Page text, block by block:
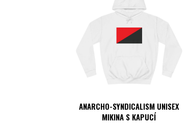
ANARCHO-SYNDICALISM UNISEX
MIKINA S KAPUCÍ